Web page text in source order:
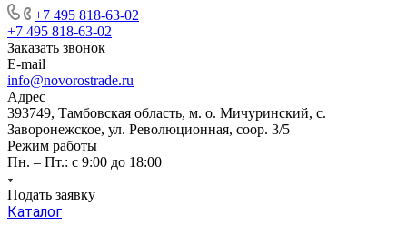
+7 495 818-63-02
+7 495 818-63-02
Заказать звонок
E-mail
info@novorostrade.ru
Адрес
393749, Тамбовская область, м. о. Мичуринский, с.
Заворонежское, ул. Революционная, соор. 3/5
Режим работы
Пн. – Пт.: с 9:00 до 18:00
Подать заявку
Каталог